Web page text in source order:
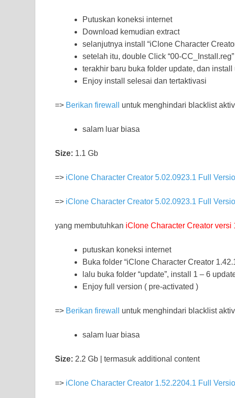
Putuskan koneksi internet
Download kemudian extract
selanjutnya install “iClone Character
setelah itu, double Click “00-
terakhir baru buka folder update, dan install
Enjoy install selesai dan tertaktivasi
=> Berikan firewall untuk menghindari blacklist
salam luar biasa
Size: 1.1 Gb
=> iClone Character Creator 5.02.0923.1 Full
=> iClone Character Creator 5.02.0923.1 Full
yang membutuhkan iClone Character Creator versi
putuskan koneksi internet
Buka folder “iClone Character Creator
lalu buka folder “update”, install 1 – 6
Enjoy full version ( pre-activated )
=> Berikan firewall untuk menghindari blacklist
salam luar biasa
Size: 2.2 Gb | termasuk additional content
=> iClone Character Creator 1.52.2204.1 Full